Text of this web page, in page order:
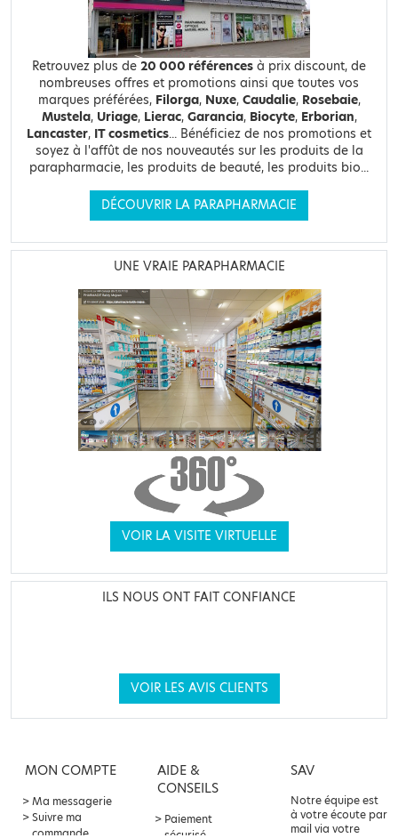
Retrouvez plus de 20 000 références à prix discount, de
nombreuses offres et promotions ainsi que toutes vos
marques préférées, Filorga, Nuxe, Caudalie, Rosebaie,
Mustela, Uriage, Lierac, Garancia, Biocyte, Erborian,
Lancaster, IT cosmetics... Bénéficiez de nos promotions et
soyez à l'affût de nos nouveautés sur les produits de la
parapharmacie, les produits de beauté, les produits bio...
DÉCOUVRIR LA PARAPHARMACIE
UNE VRAIE PARAPHARMACIE
VOIR LA VISITE VIRTUELLE
ILS NOUS ONT FAIT CONFIANCE
VOIR LES AVIS CLIENTS
MON COMPTE
Ma messagerie
Suivre ma
commande
AIDE &
CONSEILS
Paiement
SAV
Notre équipe est
à votre écoute par
mail via votre